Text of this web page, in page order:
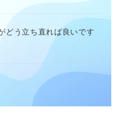
どう立ち直れば良いです